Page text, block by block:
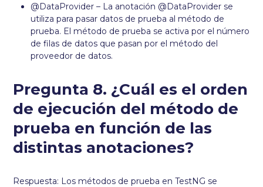
@DataProvider – La anotación @DataProvider se
utiliza para pasar datos de prueba al método de
prueba. El método de prueba se activa por el número
de filas de datos que pasan por el método del
proveedor de datos.
Pregunta 8. ¿Cuál es el orden
de ejecución del método de
prueba en función de las
distintas anotaciones?
Respuesta: Los métodos de prueba en TestNG se